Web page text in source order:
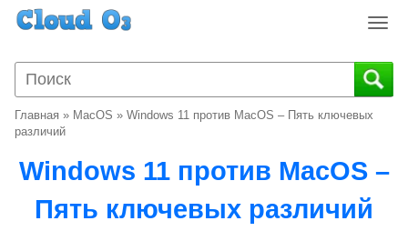
T
g
g
Главная » MacOS » Windows 11 против MacOS – Пять ключевых
различий
Windows 11 против MacOS –
Пять ключевых различий